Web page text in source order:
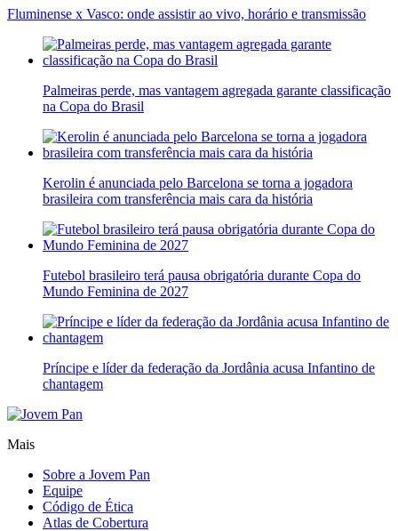
Fluminense x Vasco: onde assistir ao vivo, horário e transmissão
Palmeiras perde, mas vantagem agregada garante classificação
na Copa do Brasil
Kerolin é anunciada pelo Barcelona se torna a jogadora
brasileira com transferência mais cara da história
Futebol brasileiro terá pausa obrigatória durante Copa do
Mundo Feminina de 2027
Príncipe e líder da federação da Jordânia acusa Infantino de
chantagem
Mais
Sobre a Jovem Pan
Equipe
Código de Ética
Atlas de Cobertura